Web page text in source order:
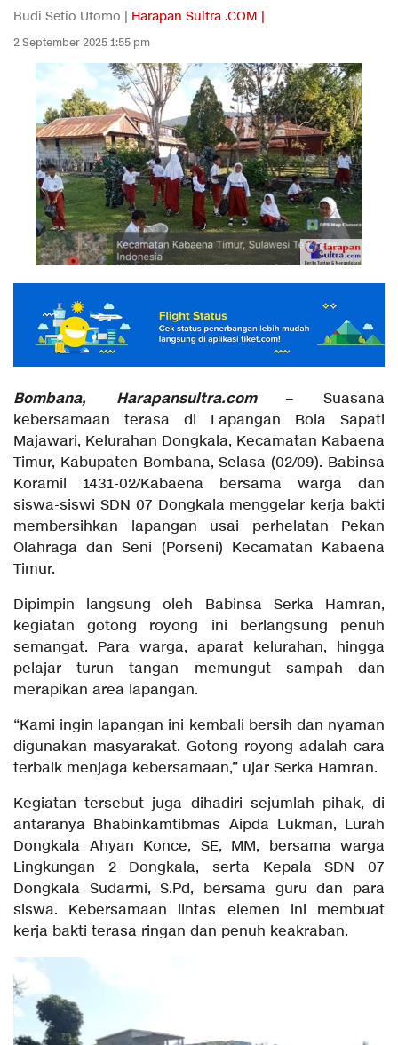
Budi Setio Utomo | Harapan Sultra .COM |
2 September 2025 1:55 pm
Bombana, Harapansultra.com– Suasana
kebersamaan terasa di Lapangan Bola Sapati
Majawari, Kelurahan Dongkala, Kecamatan Kabaena
Timur, Kabupaten Bombana, Selasa (02/09). Babinsa
Koramil 1431-02/Kabaena bersama warga dan
siswa-siswi SDN 07 Dongkala menggelar kerja bakti
membersihkan lapangan usai perhelatan Pekan
Olahraga dan Seni (Porseni) Kecamatan Kabaena
Timur.
Dipimpin langsung oleh Babinsa Serka Hamran,
kegiatan gotong royong ini berlangsung penuh
semangat. Para warga, aparat kelurahan, hingga
pelajar turun tangan memungut sampah dan
merapikan area lapangan.
“Kami ingin lapangan ini kembali bersih dan nyaman
digunakan masyarakat. Gotong royong adalah cara
terbaik menjaga kebersamaan,” ujar Serka Hamran.
Kegiatan tersebut juga dihadiri sejumlah pihak, di
antaranya Bhabinkamtibmas Aipda Lukman, Lurah
Dongkala Ahyan Konce, SE, MM, bersama warga
Lingkungan 2 Dongkala, serta Kepala SDN 07
Dongkala Sudarmi, S.Pd, bersama guru dan para
siswa. Kebersamaan lintas elemen ini membuat
kerja bakti terasa ringan dan penuh keakraban.